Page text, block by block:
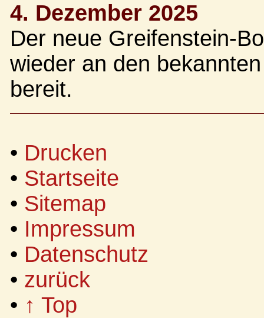
4. Dezember 2025
Der neue Greifenstein-
wieder an den
bereit.
• Drucken
• Startseite
• Sitemap
• Impressum
• Datenschutz
• zurück
• ↑ Top